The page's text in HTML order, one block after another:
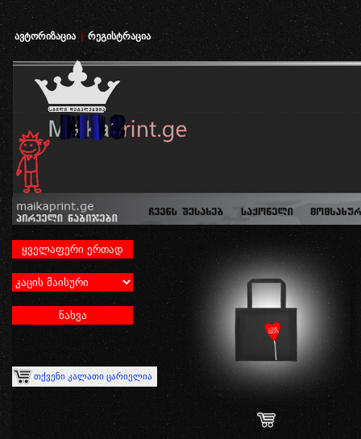
ავტორიზაცია რეგისტრაცია